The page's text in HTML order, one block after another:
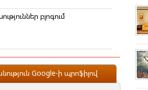
բլոգում
Google-ի պրոֆիլով